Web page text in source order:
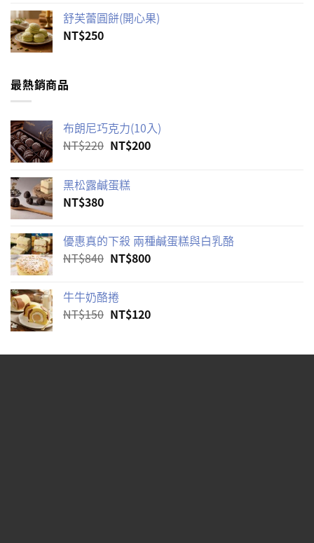
舒芙蕾圓餅(開心果)
NT$250
最熱銷商品
布朗尼巧克力(10入)
NT$220 原
格：
NT$200目
黑松露鹹蛋糕
NT$380
優惠真的下殺 兩種鹹蛋糕與白乳酪
NT$840 原
格：
NT$840。
NT$800目
NT$800。
牛牛奶酪捲
NT$150 原
格：
NT$120目
格：